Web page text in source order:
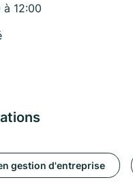
à 12:00
gestion d'entreprise